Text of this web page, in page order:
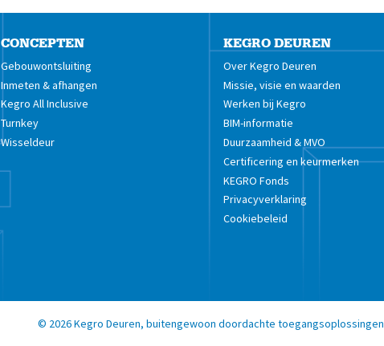
CONCEPTEN
Gebouwontsluiting
Inmeten & afhangen
Kegro All Inclusive
Turnkey
Wisseldeur
KEGRO DEUREN
Over Kegro Deuren
Missie, visie en waarden
Werken bij Kegro
BIM-informatie
Duurzaamheid & MVO
Certificering en keurmerken
KEGRO Fonds
Privacyverklaring
Cookiebeleid
© 2026Kegro Deuren, buitengewoon doordachte toegangsoplossingen